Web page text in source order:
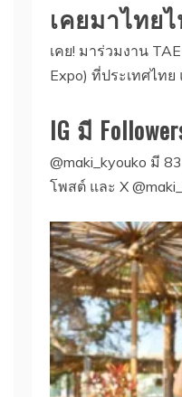
เคยมาไทย
เคย! มาร่วมงาน
Expo) ที่ประเทศไท
IG มี
@maki_kyouko มี
โพสต์ และ X